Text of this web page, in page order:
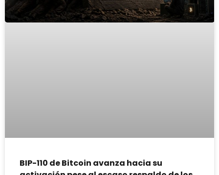
BIP-110 de Bitcoin avanza hacia su